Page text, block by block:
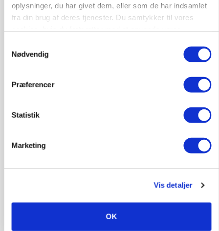
oplysninger, du har givet dem, eller som de har indsamlet
fra din brug af deres tjenester. Du samtykker til vores
Nødvendig
Præferencer
Statistik
Marketing
Vis detaljer
OK
Klimastald
Efter fire årtier: Familieejet vestjysk producent
af staldinventar får ny medejer